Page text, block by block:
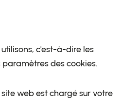
c'est-à-dire les
des cookies.
web est chargé sur votre